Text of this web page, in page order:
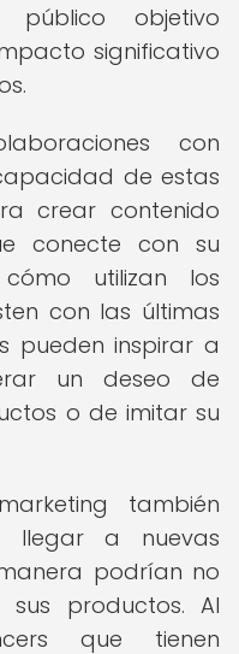
objetivo
significativo
con
de estas
crear contenido
conecte con su
utilizan los
con las últimas
pueden inspirar a
un deseo de
o de imitar su
también
llegar a nuevas
podrían no
productos. Al
que tienen